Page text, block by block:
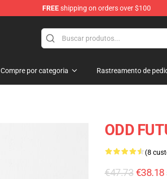
FREEshipping on orders over $100
Compre por categoria Rastreamento de
ODD
(8
€47.73 €38.18